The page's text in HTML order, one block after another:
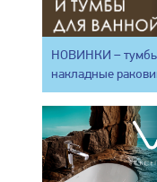
НОВИНКИ –
накладные